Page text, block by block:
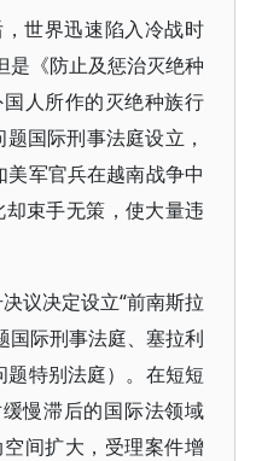
世界迅速陷入冷战时
是《防止及惩治灭绝种
人所作的灭绝种族行
国际刑事法庭设立，
军官兵在越南战争中
束手无策，使大量违
议决定设立“前南斯拉
国际刑事法庭、塞拉利
特别法庭）。在短短
慢滞后的国际法领域
间扩大，受理案件增